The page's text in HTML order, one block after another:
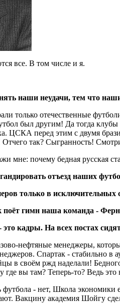
все. В том числе и я.
наши неудачи, тем что
только отечественные
был другим! Да тогда
ЦСКА перед этим с двумя
так? Сыгранность!
мне: почему бедная русская
отъезд наших
только в
гимн наша команда -
кадры. На всех постах
нефтяные менеджеры,
Спартак - стабильно
в своём ржд наделали!
вы там? Теперь-то? Ведь это
футбола - нет, Школа экономики
Вакцину академия Шойгу